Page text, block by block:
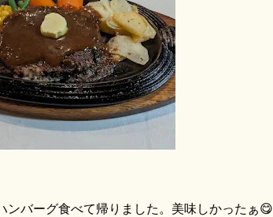
バーグ食べて帰りました。美味しかったぁ😋